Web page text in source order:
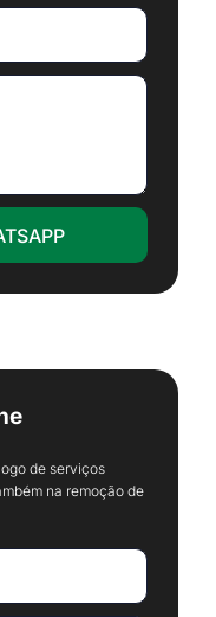
de serviços
na remoção de